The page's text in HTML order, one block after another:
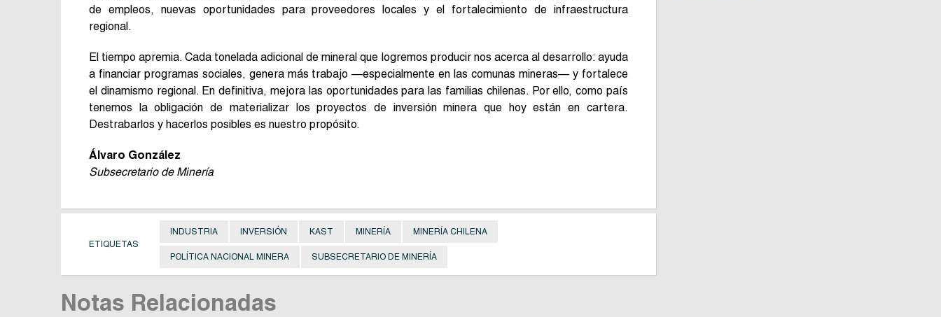
de empleos, nuevas oportunidades para proveedores locales y el fortalecimiento de infraestructura
regional.
El tiempo apremia. Cada tonelada adicional de mineral que logremos producir nos acerca al desarrollo: ayuda
a financiar programas sociales, genera más trabajo —especialmente en las comunas mineras— y fortalece
el dinamismo regional. En definitiva, mejora las oportunidades para las familias chilenas. Por ello, como país
tenemos la obligación de materializar los proyectos de inversión minera que hoy están en cartera.
Destrabarlos y hacerlos posibles es nuestro propósito.
Álvaro González
Subsecretario de Minería
ETIQUETAS
INDUSTRIA INVERSIÓN KAST MINERÍA MINERÍA CHILENA
POLÍTICA NACIONAL MINERA SUBSECRETARIO DE MINERÍA
Notas Relacionadas